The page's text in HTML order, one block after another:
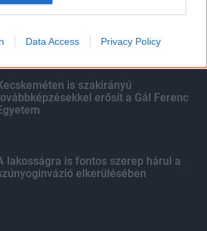
Data Access Privacy Policy
az eső a Duna
is szakirányú
erősít a Gál Ferenc
lakosságra is fontos szerep hárul a
elkerülésében